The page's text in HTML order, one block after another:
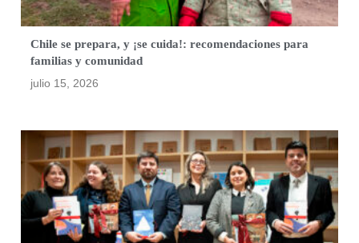
Chile se prepara, y ¡se cuida!: recomendaciones para
familias y comunidad
julio 15, 2026